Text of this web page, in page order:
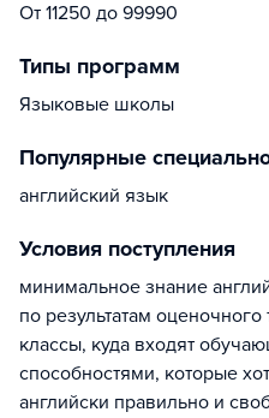
От 11250 до 99990
Типы программ
Языковые школы
Популярные
английский язык
Условия поступления
минимальное знание
по результатам оценочного
классы, куда входят
способностями, которые
английски правильно и